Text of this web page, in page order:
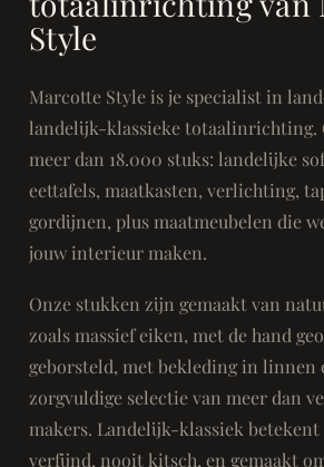
Style
Marcotte Style is je specialist in
landelijk-klassieke totaalinrichting.
meer dan 18.000 stuks: landelijke
eettafels, maatkasten, verlichting,
gordijnen, plus maatmeubelen die
jouw interieur maken.
Onze stukken zijn gemaakt van
zoals massief eiken, met de hand
geborsteld, met bekleding in linnen
zorgvuldige selectie van meer dan
makers. Landelijk-klassiek
verfijnd, nooit kitsch, en gemaakt